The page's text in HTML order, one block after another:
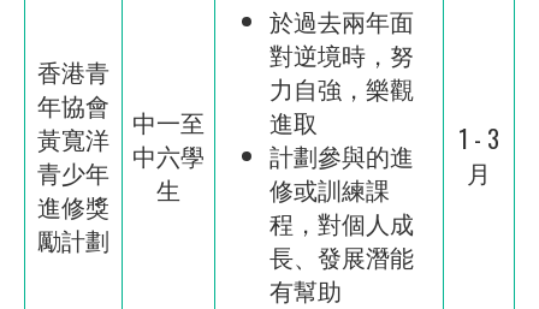
香港青
年協會
黃寬洋
青少年
進修獎
勵計劃
中一至
中六學
生
於過去兩年面
對逆境時，努
力自強，樂觀
進取
計劃參與的進
修或訓練課
程，對個人成
長、發展潛能
有幫助
1 - 3
月